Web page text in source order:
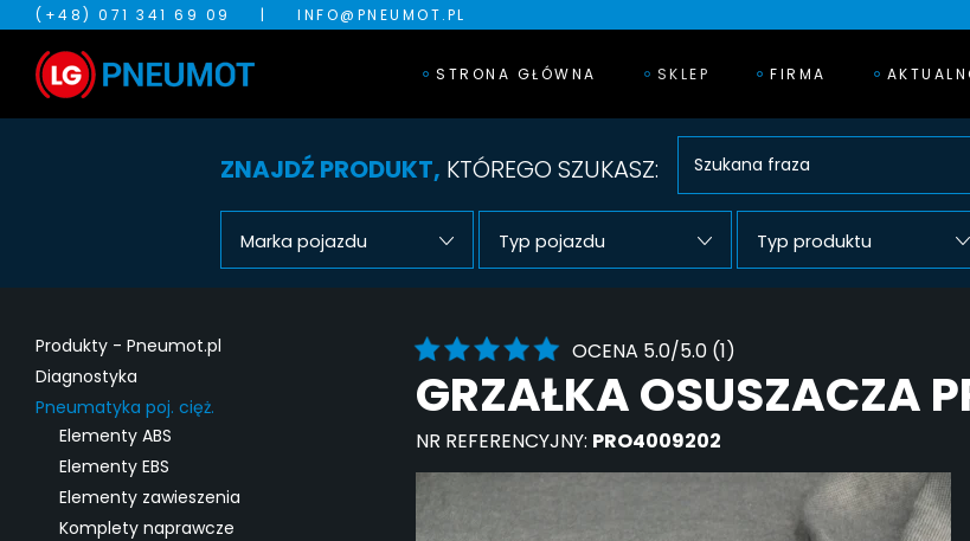
(+48) 071 341 69 09 | INFO@PNEUMOT.PL
STRONA GŁÓWNA SKLEP FIRMA
ZNAJDŹ PRODUKT, KTÓREGO SZUKASZ:
Marka pojazdu Typ pojazdu Typ produktu
Produkty - Pneumot.pl
Diagnostyka
Pneumatyka poj. cięż.
Elementy ABS
Elementy EBS
Elementy zawieszenia
Komplety naprawcze
OCENA 5.0/5.0 (1)
GRZAŁKA OSUSZACZA
NR REFERENCYJNY: PRO4009202